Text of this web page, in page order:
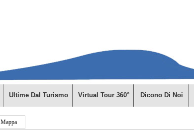
Ultime Dal Turismo Virtual Tour 360° Dicono Di Noi
Mappa